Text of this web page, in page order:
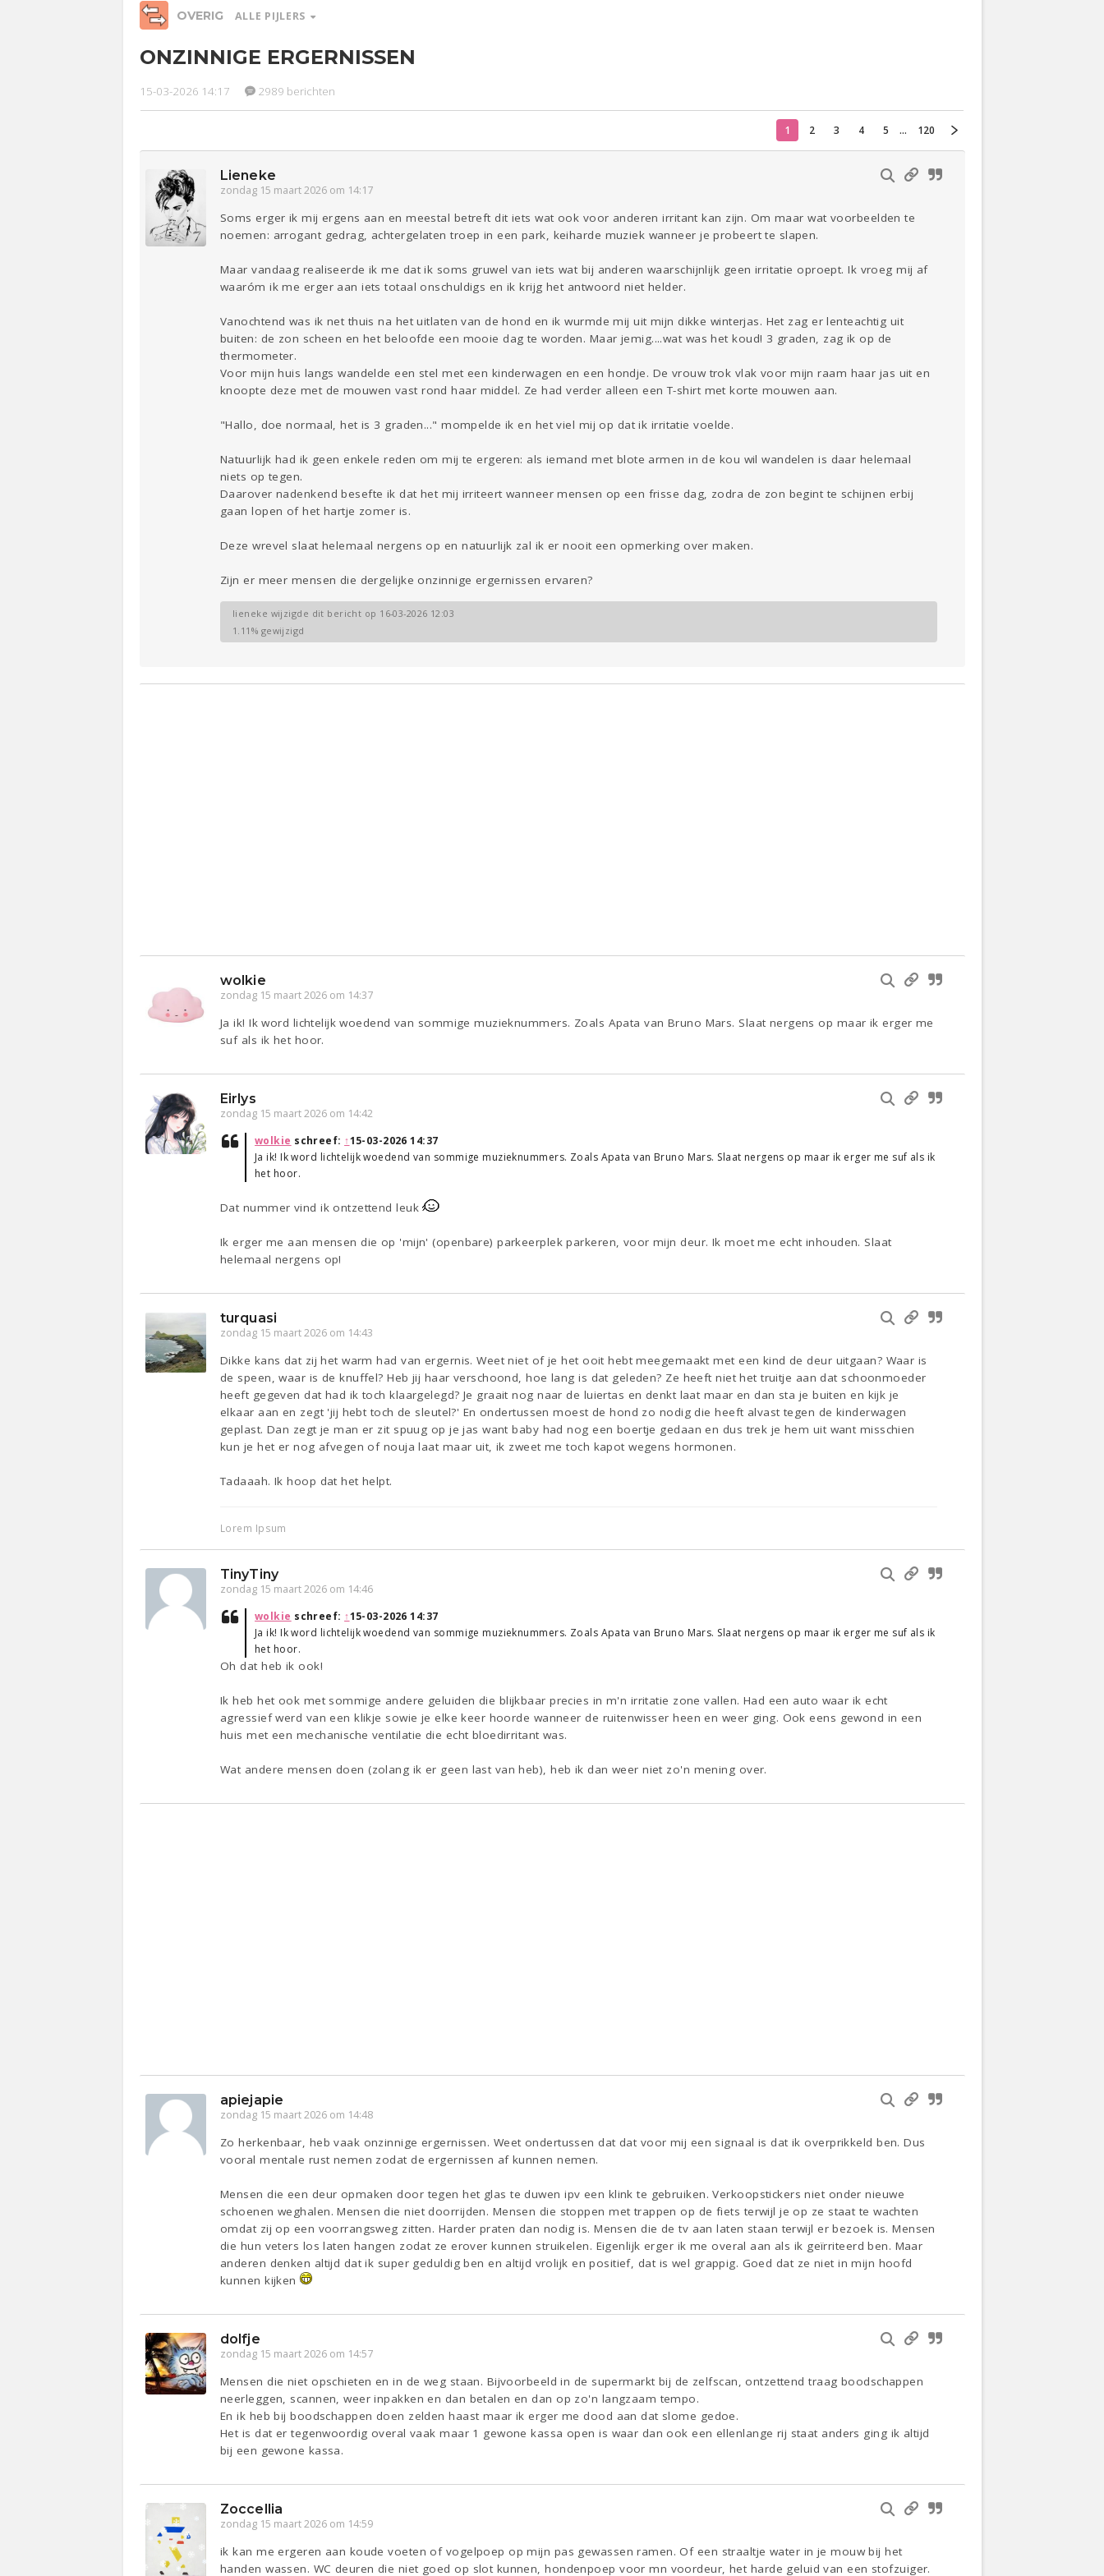
OVERIG ALLE PIJLERS
Beauty
Thuis
Sport
ONZINNIGE ERGERNISSEN
15-03-2026 14:17 2989 berichten
1 2 3 4 5 ... 120
Lieneke
zondag 15 maart 2026 om 14:17
Soms erger ik mij ergens aan en meestal betreft dit iets wat ook voor anderen irritant kan zijn. Om maar wat voorbeelden te
noemen: arrogant gedrag, achtergelaten troep in een park, keiharde muziek wanneer je probeert te slapen.
Maar vandaag realiseerde ik me dat ik soms gruwel van iets wat bij anderen waarschijnlijk geen irritatie oproept. Ik vroeg mij af
waaróm ik me erger aan iets totaal onschuldigs en ik krijg het antwoord niet helder.
Vanochtend was ik net thuis na het uitlaten van de hond en ik wurmde mij uit mijn dikke winterjas. Het zag er lenteachtig uit
buiten: de zon scheen en het beloofde een mooie dag te worden. Maar jemig....wat was het koud! 3 graden, zag ik op de
thermometer.
Voor mijn huis langs wandelde een stel met een kinderwagen en een hondje. De vrouw trok vlak voor mijn raam haar jas uit en
knoopte deze met de mouwen vast rond haar middel. Ze had verder alleen een T-shirt met korte mouwen aan.
"Hallo, doe normaal, het is 3 graden..." mompelde ik en het viel mij op dat ik irritatie voelde.
Natuurlijk had ik geen enkele reden om mij te ergeren: als iemand met blote armen in de kou wil wandelen is daar helemaal
niets op tegen.
Daarover nadenkend besefte ik dat het mij irriteert wanneer mensen op een frisse dag, zodra de zon begint te schijnen erbij
gaan lopen of het hartje zomer is.
Deze wrevel slaat helemaal nergens op en natuurlijk zal ik er nooit een opmerking over maken.
Zijn er meer mensen die dergelijke onzinnige ergernissen ervaren?
lieneke wijzigde dit bericht op 16-03-2026 12:03
1.11% gewijzigd
wolkie
zondag 15 maart 2026 om 14:37
Ja ik! Ik word lichtelijk woedend van sommige muzieknummers. Zoals Apata van Bruno Mars. Slaat nergens op maar ik erger me
suf als ik het hoor.
Eirlys
zondag 15 maart 2026 om 14:42
wolkie schreef: ↑15-03-2026 14:37
Ja ik! Ik word lichtelijk woedend van sommige muzieknummers. Zoals Apata van Bruno Mars. Slaat nergens op maar ik erger me suf als ik
het hoor.
Dat nummer vind ik ontzettend leuk
Ik erger me aan mensen die op 'mijn' (openbare) parkeerplek parkeren, voor mijn deur. Ik moet me echt inhouden. Slaat
helemaal nergens op!
turquasi
zondag 15 maart 2026 om 14:43
Dikke kans dat zij het warm had van ergernis. Weet niet of je het ooit hebt meegemaakt met een kind de deur uitgaan? Waar is
de speen, waar is de knuffel? Heb jij haar verschoond, hoe lang is dat geleden? Ze heeft niet het truitje aan dat schoonmoeder
heeft gegeven dat had ik toch klaargelegd? Je graait nog naar de luiertas en denkt laat maar en dan sta je buiten en kijk je
elkaar aan en zegt 'jij hebt toch de sleutel?' En ondertussen moest de hond zo nodig die heeft alvast tegen de kinderwagen
geplast. Dan zegt je man er zit spuug op je jas want baby had nog een boertje gedaan en dus trek je hem uit want misschien
kun je het er nog afvegen of nouja laat maar uit, ik zweet me toch kapot wegens hormonen.
Tadaaah. Ik hoop dat het helpt.
Lorem Ipsum
TinyTiny
zondag 15 maart 2026 om 14:46
wolkie schreef: ↑15-03-2026 14:37
Ja ik! Ik word lichtelijk woedend van sommige muzieknummers. Zoals Apata van Bruno Mars. Slaat nergens op maar ik erger me suf als ik
het hoor.
Oh dat heb ik ook!
Ik heb het ook met sommige andere geluiden die blijkbaar precies in m'n irritatie zone vallen. Had een auto waar ik echt
agressief werd van een klikje sowie je elke keer hoorde wanneer de ruitenwisser heen en weer ging. Ook eens gewond in een
huis met een mechanische ventilatie die echt bloedirritant was.
Wat andere mensen doen (zolang ik er geen last van heb), heb ik dan weer niet zo'n mening over.
apiejapie
zondag 15 maart 2026 om 14:48
Zo herkenbaar, heb vaak onzinnige ergernissen. Weet ondertussen dat dat voor mij een signaal is dat ik overprikkeld ben. Dus
vooral mentale rust nemen zodat de ergernissen af kunnen nemen.
Mensen die een deur opmaken door tegen het glas te duwen ipv een klink te gebruiken. Verkoopstickers niet onder nieuwe
schoenen weghalen. Mensen die niet doorrijden. Mensen die stoppen met trappen op de fiets terwijl je op ze staat te wachten
omdat zij op een voorrangsweg zitten. Harder praten dan nodig is. Mensen die de tv aan laten staan terwijl er bezoek is. Mensen
die hun veters los laten hangen zodat ze erover kunnen struikelen. Eigenlijk erger ik me overal aan als ik geïrriteerd ben. Maar
anderen denken altijd dat ik super geduldig ben en altijd vrolijk en positief, dat is wel grappig. Goed dat ze niet in mijn hoofd
kunnen kijken
dolfje
zondag 15 maart 2026 om 14:57
Mensen die niet opschieten en in de weg staan. Bijvoorbeeld in de supermarkt bij de zelfscan, ontzettend traag boodschappen
neerleggen, scannen, weer inpakken en dan betalen en dan op zo'n langzaam tempo.
En ik heb bij boodschappen doen zelden haast maar ik erger me dood aan dat slome gedoe.
Het is dat er tegenwoordig overal vaak maar 1 gewone kassa open is waar dan ook een ellenlange rij staat anders ging ik altijd
bij een gewone kassa.
Zoccellia
zondag 15 maart 2026 om 14:59
ik kan me ergeren aan koude voeten of vogelpoep op mijn pas gewassen ramen. Of een straaltje water in je mouw bij het
handen wassen. WC deuren die niet goed op slot kunnen, hondenpoep voor mn voordeur, het harde geluid van een stofzuiger.